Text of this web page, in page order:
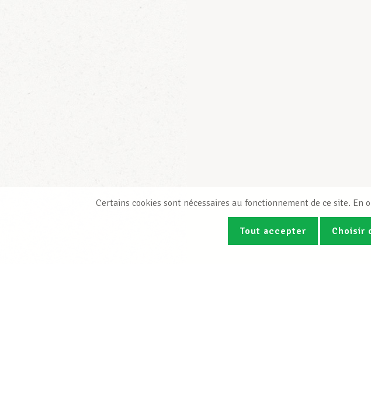
Certains cookies sont nécessaires au fonctionnement de ce site.
Tout accepter Choisir